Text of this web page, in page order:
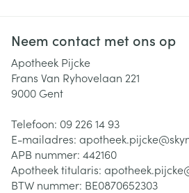
Neem contact met ons op
Apotheek Pijcke
Frans Van Ryhovelaan 221
9000 Gent
Telefoon: 09 226 14 93
E-mailadres: apotheek.pijcke@
APB nummer: 442160
Apotheek titularis:
BTW nummer: BE0870652303